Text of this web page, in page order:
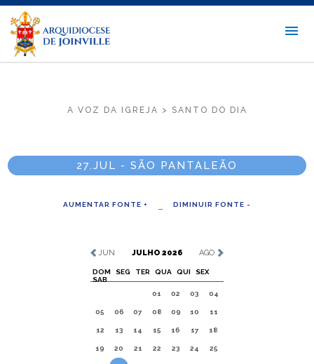
A VOZ DA IGREJA > SANTO DO DIA
27.JUL - SÃO PANTALEÃO
AUMENTAR FONTE + DIMINUIR FONTE -
JUN JULHO 2026 AGO
DOM SEG TER QUA QUI
SEX
SAB
01
02 03 04
05 06 07 08 09 10 11
12 13 14 15 16 17 18
19 20 21 22 23 24 25